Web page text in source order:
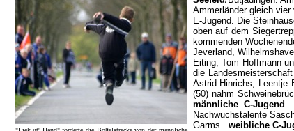
Ammerländer gleich
E-Jugend. Die
oben auf dem
kommenden
Jeverland,
Eiting, Tom Hoffmann
die
Astrid Hinrichs, Leentje
(50) nahm
männliche C-Jugend
Nachwuchstalente
Garms. weibliche C-